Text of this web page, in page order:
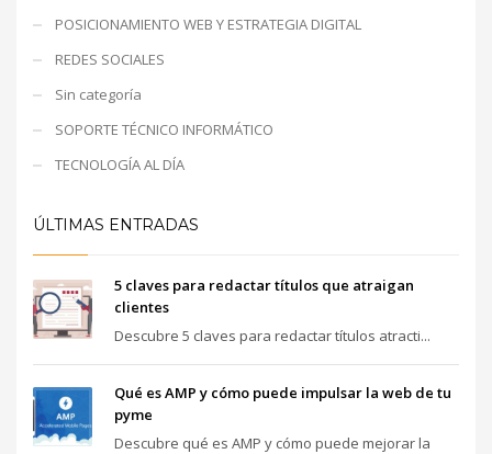
POSICIONAMIENTO WEB Y ESTRATEGIA DIGITAL
REDES SOCIALES
Sin categoría
SOPORTE TÉCNICO INFORMÁTICO
TECNOLOGÍA AL DÍA
ÚLTIMAS ENTRADAS
5 claves para redactar títulos que atraigan
clientes
Descubre 5 claves para redactar títulos atracti...
Qué es AMP y cómo puede impulsar la web de tu
pyme
Descubre qué es AMP y cómo puede mejorar la